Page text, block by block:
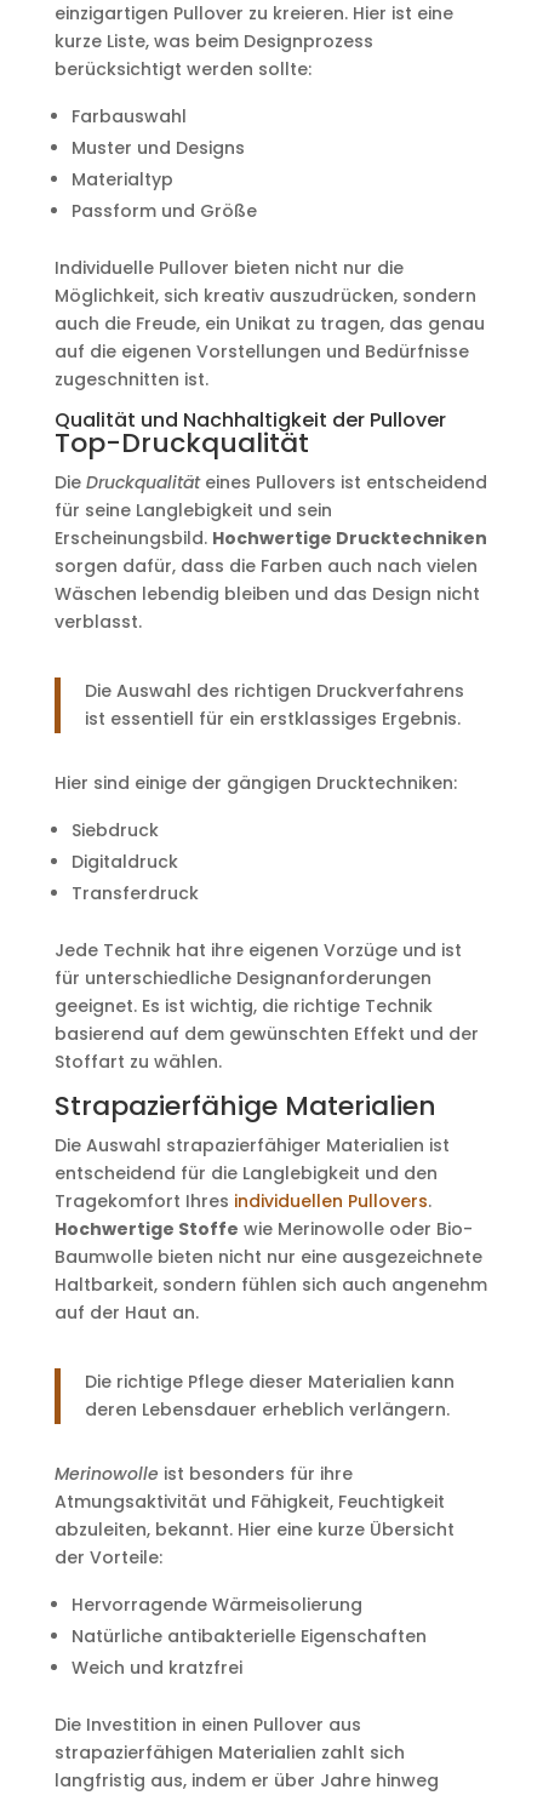
einzigartigen Pullover zu kreieren. Hier ist eine
kurze Liste, was beim Designprozess
berücksichtigt werden sollte:
Farbauswahl
Muster und Designs
Materialtyp
Passform und Größe
Individuelle Pullover bieten nicht nur die
Möglichkeit, sich kreativ auszudrücken, sondern
auch die Freude, ein Unikat zu tragen, das genau
auf die eigenen Vorstellungen und Bedürfnisse
zugeschnitten ist.
Qualität und Nachhaltigkeit der Pullover
Top-Druckqualität
Die Druckqualitäteines Pullovers ist entscheidend
für seine Langlebigkeit und sein
Erscheinungsbild. Hochwertige Drucktechniken
sorgen dafür, dass die Farben auch nach vielen
Wäschen lebendig bleiben und das Design nicht
verblasst.
Die Auswahl des richtigen Druckverfahrens
ist essentiell für ein erstklassiges Ergebnis.
Hier sind einige der gängigen Drucktechniken:
Siebdruck
Digitaldruck
Transferdruck
Jede Technik hat ihre eigenen Vorzüge und ist
für unterschiedliche Designanforderungen
geeignet. Es ist wichtig, die richtige Technik
basierend auf dem gewünschten Effekt und der
Stoffart zu wählen.
Strapazierfähige Materialien
Die Auswahl strapazierfähiger Materialien ist
entscheidend für die Langlebigkeit und den
Tragekomfort Ihres individuellen Pullovers.
Hochwertige Stoffe wie Merinowolle oder Bio-
Baumwolle bieten nicht nur eine ausgezeichnete
Haltbarkeit, sondern fühlen sich auch angenehm
auf der Haut an.
Die richtige Pflege dieser Materialien kann
deren Lebensdauer erheblich verlängern.
Merinowolle ist besonders für ihre
Atmungsaktivität und Fähigkeit, Feuchtigkeit
abzuleiten, bekannt. Hier eine kurze Übersicht
der Vorteile:
Hervorragende Wärmeisolierung
Natürliche antibakterielle Eigenschaften
Weich und kratzfrei
Die Investition in einen Pullover aus
strapazierfähigen Materialien zahlt sich
langfristig aus, indem er über Jahre hinweg